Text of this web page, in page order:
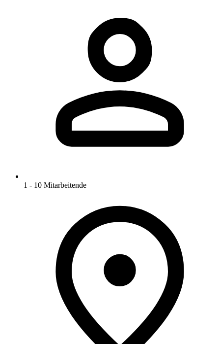
1 - 10 Mitarbeitende